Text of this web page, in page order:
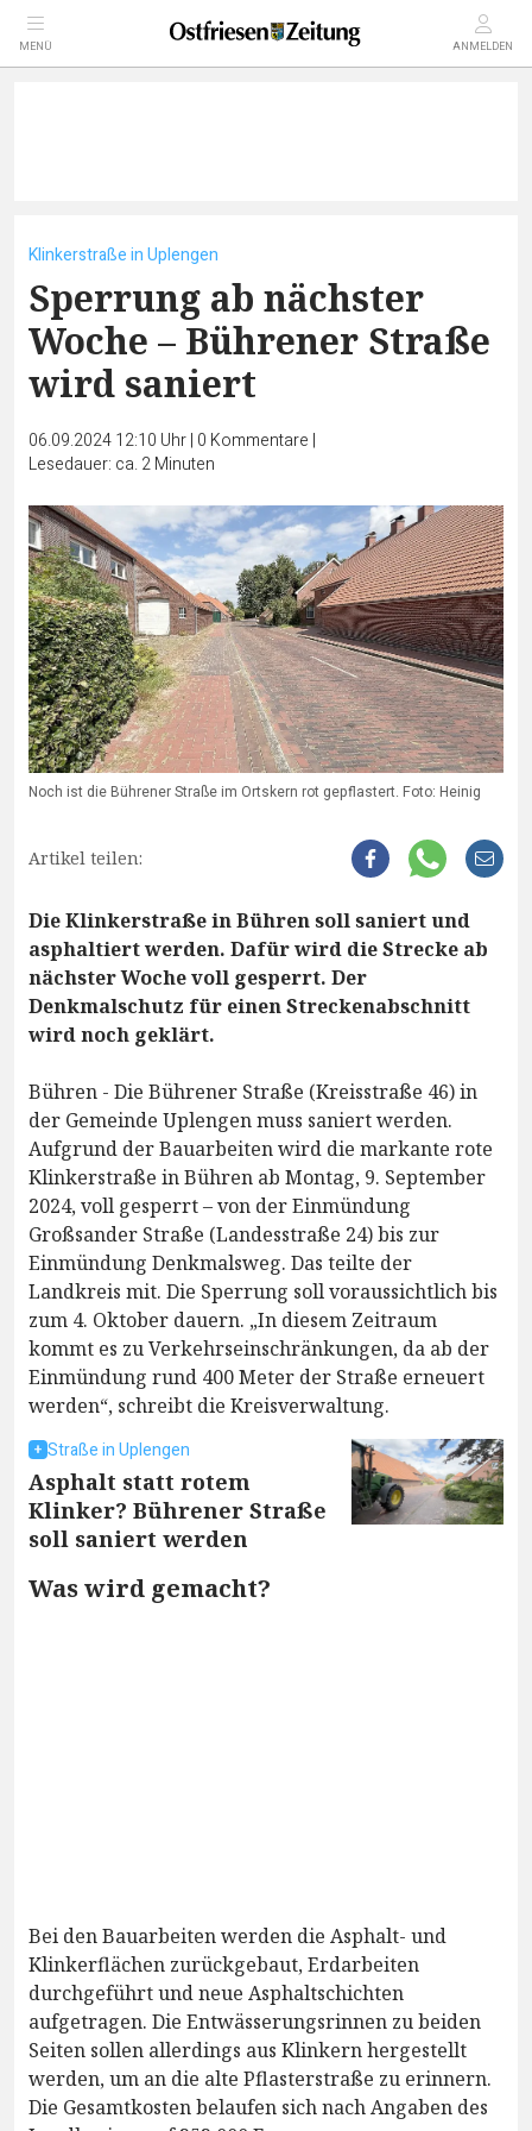
MENÜ ANMELDEN
Klinkerstraße in Uplengen
Sperrung ab nächster
Woche – Bührener Straße
wird saniert
06.09.2024 12:10 Uhr| 0 Kommentare |
Lesedauer: ca. 2 Minuten
Noch ist die Bührener Straße im Ortskern rot gepflastert. Foto: Heinig
Artikel teilen:
Die Klinkerstraße in Bühren soll saniert und
asphaltiert werden. Dafür wird die Strecke ab
nächster Woche voll gesperrt. Der
Denkmalschutz für einen Streckenabschnitt
wird noch geklärt.
Bühren - Die Bührener Straße (Kreisstraße 46) in
der Gemeinde Uplengen muss saniert werden.
Aufgrund der Bauarbeiten wird die markante rote
Klinkerstraße in Bühren ab Montag, 9. September
2024, voll gesperrt – von der Einmündung
Großsander Straße (Landesstraße 24) bis zur
Einmündung Denkmalsweg. Das teilte der
Landkreis mit. Die Sperrung soll voraussichtlich bis
zum 4. Oktober dauern. „In diesem Zeitraum
kommt es zu Verkehrseinschränkungen, da ab der
Einmündung rund 400 Meter der Straße erneuert
werden“, schreibt die Kreisverwaltung.
Straße in Uplengen
Asphalt statt rotem
Klinker? Bührener Straße
soll saniert werden
Was wird gemacht?
Bei den Bauarbeiten werden die Asphalt- und
Klinkerflächen zurückgebaut, Erdarbeiten
durchgeführt und neue Asphaltschichten
aufgetragen. Die Entwässerungsrinnen zu beiden
Seiten sollen allerdings aus Klinkern hergestellt
werden, um an die alte Pflasterstraße zu erinnern.
Die Gesamtkosten belaufen sich nach Angaben des